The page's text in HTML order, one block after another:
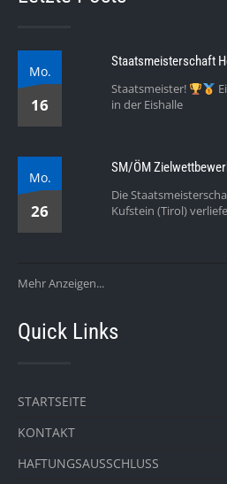
Mo.
16
Staatsmeisterschaft
Staatsmeister!
in der Eishalle
Mo.
26
SM/ÖM
Die
Kufstein (Tirol)
Mehr Anzeigen...
Quick Links
STARTSEITE
KONTAKT
HAFTUNGSAUSSCHLUSS